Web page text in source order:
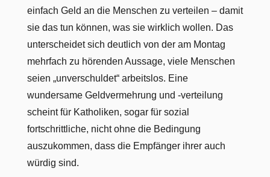
einfach Geld an die Menschen zu verteilen – damit
sie das tun können, was sie wirklich wollen. Das
unterscheidet sich deutlich von der am Montag
mehrfach zu hörenden Aussage, viele Menschen
seien „unverschuldet“ arbeitslos. Eine
wundersame Geldvermehrung und -verteilung
scheint für Katholiken, sogar für sozial
fortschrittliche, nicht ohne die Bedingung
auszukommen, dass die Empfänger ihrer auch
würdig sind.